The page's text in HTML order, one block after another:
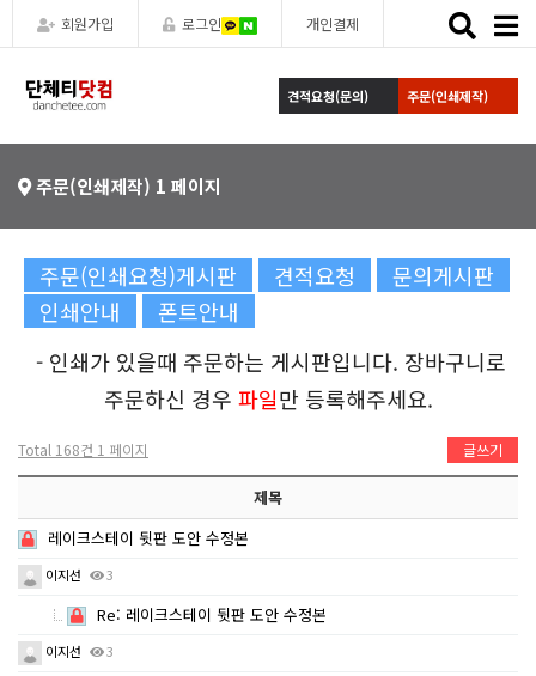
회원가입 로그인 개인결제
Toggle
견적요청(문의) 주문(인쇄제작)
주문(인쇄제작) 1 페이지
주문(인쇄요청)게시판 견적요청
문의게시판
인쇄안내
폰트안내
- 인쇄가 있을때 주문하는 게시판입니다. 장바구니로
주문하신 경우 파일만 등록해주세요.
Total 168건 1 페이지 글쓰기
제목
레이크스테이 뒷판 도안 수정본
이지선 3
Re: 레이크스테이 뒷판 도안 수정본
이지선 3